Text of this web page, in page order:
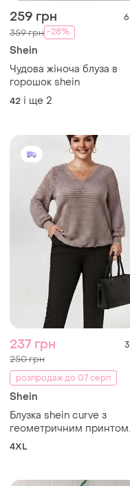
259 грн 6
359 грн -28%
Shein
Чудова жіноча блуза в
горошок shein
42 і ще 2
237 грн 3
250 грн
розпродаж до 07 серп
Shein
Блузка shein curve з
геометричним принтом
(розмір 4xl)
4XL